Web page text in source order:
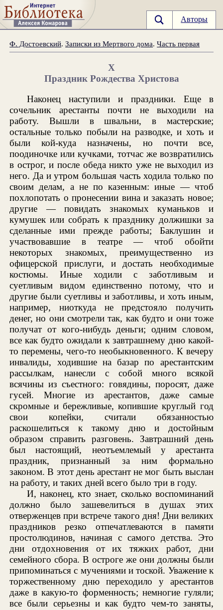
Авторы
Ф. Достоевский.Записки из Мертвого дома.Часть первая
X
Праздник Рождества Христова
Наконец наступили и праздники. Еще в
сочельник арестанты почти не выходили на
работу. Вышли в швальни, в мастерские;
остальные только побыли на разводке, и хоть и
были кой-куда назначены, но почти все,
поодиночке или кучками, тотчас же возвратились
в острог, и после обеда никто уже не выходил из
него. Да и утром большая часть ходила только по
своим делам, а не по казенным: иные — чтоб
похлопотать о пронесении вина и заказать новое;
другие — повидать знакомых куманьков и
кумушек или собрать к празднику должишки за
сделанные ими прежде работы; Баклушин и
участвовавшие в театре — чтоб обойти
некоторых знакомых, преимущественно из
офицерской прислуги, и достать необходимые
костюмы. Иные ходили с заботливым и
суетливым видом единственно потому, что и
другие были суетливы и заботливы, и хоть иным,
например, ниоткуда не предстояло получить
денег, но они смотрели так, как будто и они тоже
получат от кого-нибудь деньги; одним словом,
все как будто ожидали к завтрашнему дню какой-
то перемены, чего-то необыкновенного. К вечеру
инвалиды, ходившие на базар по арестантским
рассылкам, нанесли с собой много всякой
всячины из съестного: говядины, поросят, даже
гусей. Многие из арестантов, даже самые
скромные и бережливые, копившие круглый год
свои копейки, считали обязанностью
раскошелиться к такому дню и достойным
образом справить разговень. Завтрашний день
был настоящий, неотъемлемый у арестанта
праздник, признанный за ним формально
законом. В этот день арестант не мог быть выслан
на работу, и таких дней всего было три в году.
И, наконец, кто знает, сколько воспоминаний
должно было зашевелиться в душах этих
отверженцев при встрече такого дня! Дни великих
праздников резко отпечатлеваются в памяти
простолюдинов, начиная с самого детства. Это
дни отдохновения от их тяжких работ, дни
семейного сбора. В остроге же они должны были
припоминаться с мучениями и тоской. Уважение к
торжественному дню переходило у арестантов
даже в какую-то форменность; немногие гуляли;
все были серьезны и как будто чем-то заняты,